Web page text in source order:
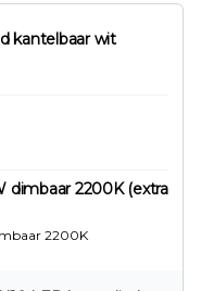
kantelbaar wit
dimbaar 2200K (extra
2200K